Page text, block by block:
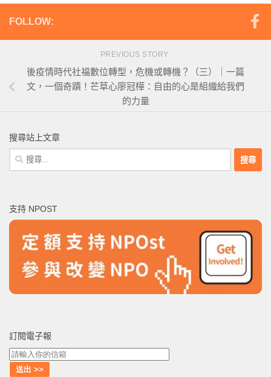
FOLLOW:
PREVIOUS STORY
後疫情時代社福數位轉型，危機或轉機？（三）｜一篇
文，一個奇蹟！芒草心廖冠樺：自由的心是組織給我們
的力量
搜尋站上文章
搜
尋
字:
支持 NPOST
訂閱電子報